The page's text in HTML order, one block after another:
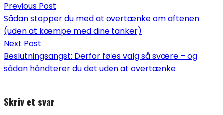
Previous Post
Sådan stopper du med at overtænke om aftenen
(uden at kæmpe med dine tanker)
Next Post
Beslutningsangst: Derfor føles valg så svære – og
sådan håndterer du det uden at overtænke
Skriv et svar